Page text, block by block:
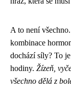
A to není
kombinace
dochází síly? To
hodiny. Žízeň,
všechno dělá z